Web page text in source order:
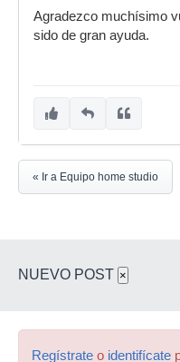
Agradezco muchísimo
sido de gran ayuda.
« Ir a Equipo home studio
NUEVO POST ×
Regístrate o identifícate